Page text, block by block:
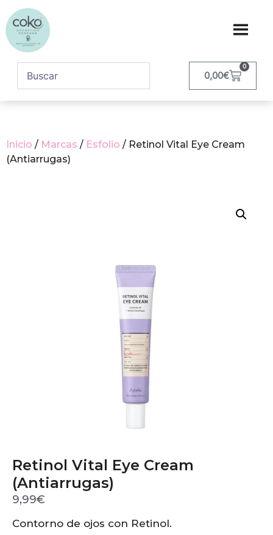
0,00€
0
Inicio / Marcas / Esfolio / Retinol Vital Eye Cream
(Antiarrugas)
Retinol Vital Eye Cream
(Antiarrugas)
9,99€
Contorno de ojos con Retinol.